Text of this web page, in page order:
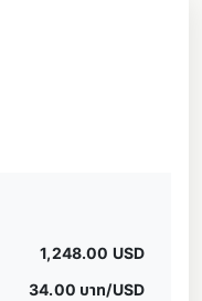
1,248.00 USD
34.00 บาท/USD